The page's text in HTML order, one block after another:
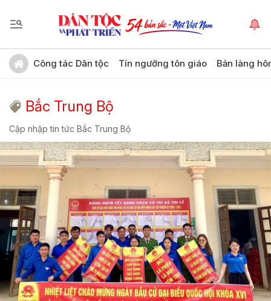
Công tác Dân tộc Tín ngưỡng tôn giáo Bản làng
Bắc Trung Bộ
Cập nhập tin tức Bắc Trung Bộ